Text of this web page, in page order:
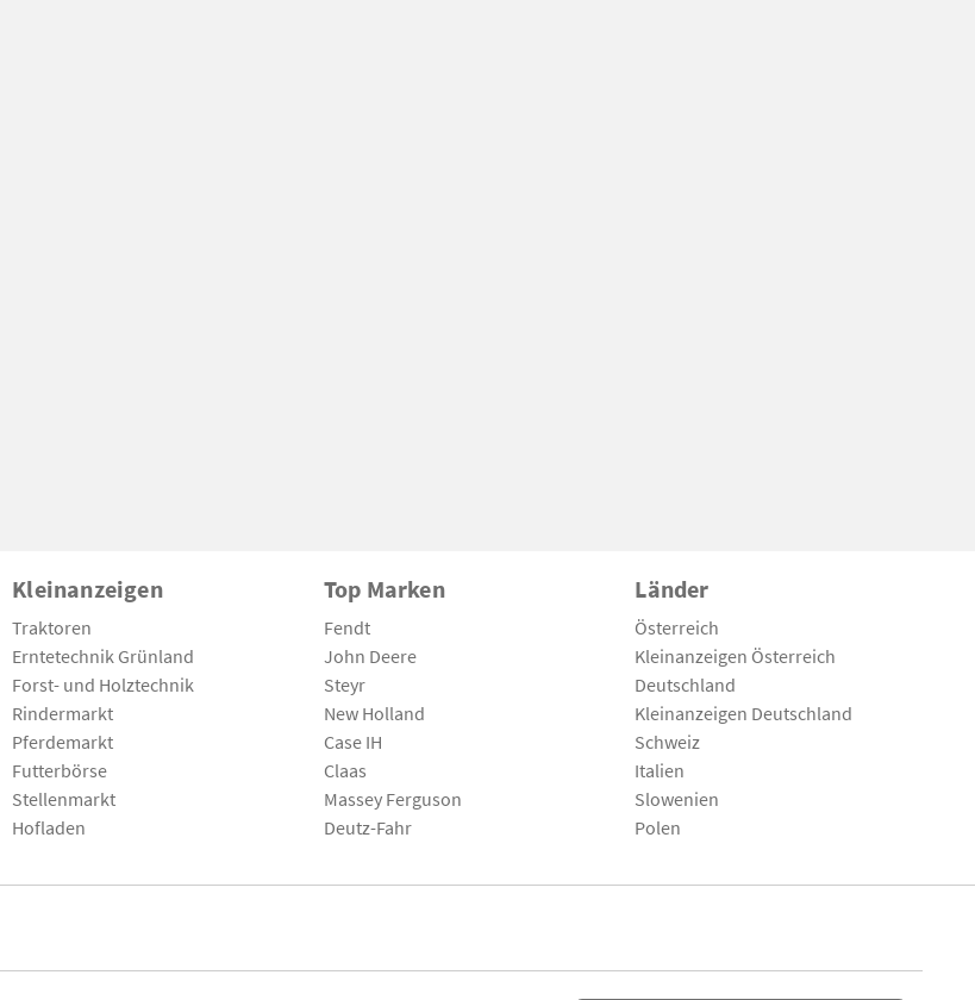
Kleinanzeigen
Traktoren
Erntetechnik Grünland
Forst- und Holztechnik
Rindermarkt
Pferdemarkt
Futterbörse
Stellenmarkt
Hofladen
Top Marken
Fendt
John Deere
Steyr
New Holland
Case IH
Claas
Massey Ferguson
Deutz-Fahr
Länder
Österreich
Kleinanzeigen Österreich
Deutschland
Kleinanzeigen Deutschland
Schweiz
Italien
Slowenien
Polen